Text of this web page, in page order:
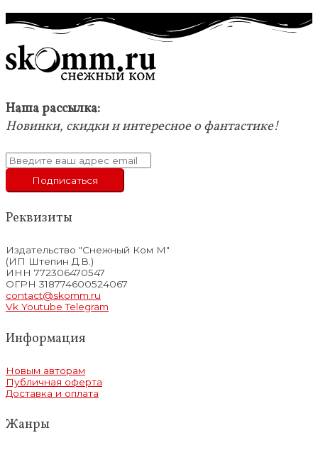
Наша рассылка:
Новинки, скидки и интересное о фантастике!
Реквизиты
Издательство "Снежный Ком М"
(ИП Штепин Д.В.)
ИНН 772306470547
ОГРН 318774600524067
contact@skomm.ru
Vk Youtube Telegram
Информация
Новым авторам
Публичная оферта
Доставка и оплата
Жанры